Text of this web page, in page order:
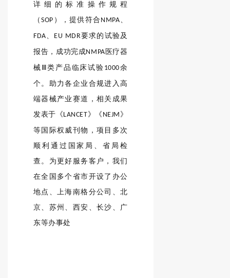
详细的标准操作规程
（SOP ），提供符合 NMPA、
FDA、 EU MDR要求的试验及
报告，成功完成NMPA 医疗器
械Ⅲ类产品临床试验 1000余
个。助力各企业合规进入高
端器械产业赛道，相关成果
发表于《LANCET》《 NEJM 》
等国际权威刊物，项目多次
顺利通过国家局、省局检
查。为更好服务客户，我们
在全国多个省市开设了办公
地点、上海南格分公司、北
京、苏州、西安、长沙、广
东等办事处